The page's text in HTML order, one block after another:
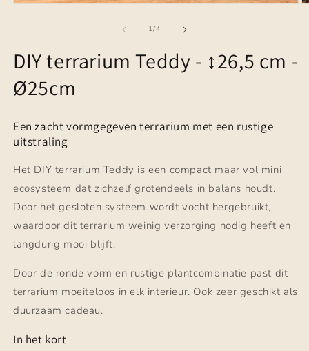
1/van
4
DIY terrarium Teddy - ↨26,5 cm -
Ø25cm
Een zacht vormgegeven terrarium met een rustige
uitstraling
Het DIY terrarium Teddy is een compact maar vol mini
ecosysteem dat zichzelf grotendeels in balans houdt.
Door het gesloten systeem wordt vocht hergebruikt,
waardoor dit terrarium weinig verzorging nodig heeft en
langdurig mooi blijft.
Door de ronde vorm en rustige plantcombinatie past dit
terrarium moeiteloos in elk interieur. Ook zeer geschikt als
duurzaam cadeau.
In het kort